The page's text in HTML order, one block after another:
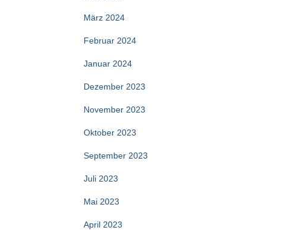
März 2024
Februar 2024
Januar 2024
Dezember 2023
November 2023
Oktober 2023
September 2023
Juli 2023
Mai 2023
April 2023